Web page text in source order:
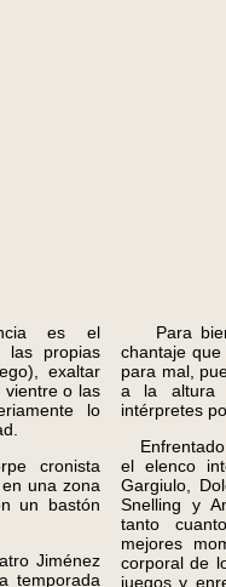
es el
las propias
exaltar
vientre o las
lo
cronista
una zona
un bastón
Jiménez
temporada
Para
chantaje
para mal,
a la altura
intérpretes
Enfrentado
el elenco
Gargiulo,
Snelling y
tanto
mejores
corporal de
juegos y